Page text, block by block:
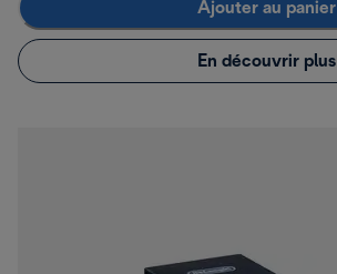
Ajouter au panier
En découvrir plus